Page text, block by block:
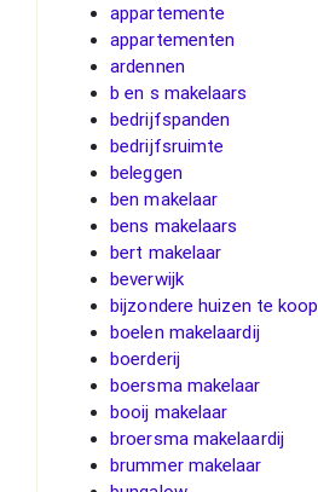
appartemente
appartementen
ardennen
b en s makelaars
bedrijfspanden
bedrijfsruimte
beleggen
ben makelaar
bens makelaars
bert makelaar
beverwijk
bijzondere huizen te koop
boelen makelaardij
boerderij
boersma makelaar
booij makelaar
broersma makelaardij
brummer makelaar